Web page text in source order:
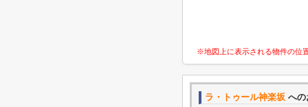
※地図上に表示される物件の位
ラ・トゥール神楽坂 へ